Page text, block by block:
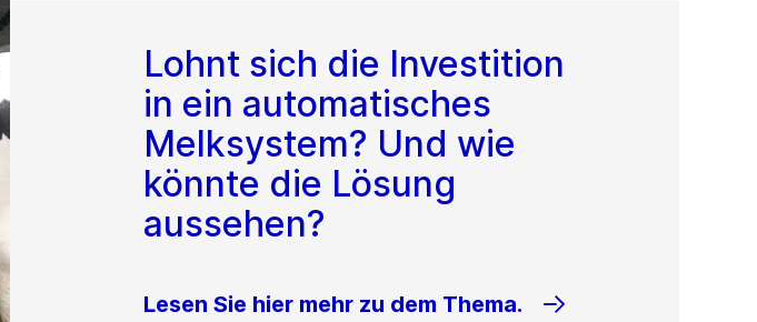
Lohnt sich die Investition
in ein automatisches
Melksystem? Und wie
könnte die Lösung
aussehen?
Lesen Sie hier mehr zu dem Thema.